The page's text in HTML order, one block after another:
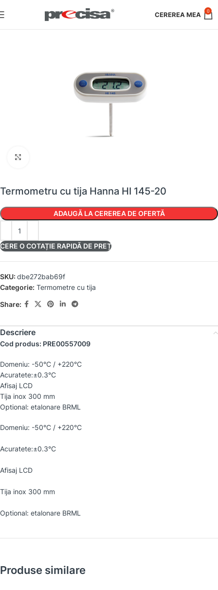
0
Termometru cu tija Hanna HI 145-20
ADAUGĂ LA CEREREA DE OFERTĂ
CERE O COTAȚIE RAPIDĂ DE PREȚ
SKU: dbe272bab69f
Categorie: Termometre cu tija
Share:
Descriere
Cod produs: PRE00557009
Domeniu: -50°C / +220°C
Acuratete:±0.3°C
Afisaj LCD
Tija inox 300 mm
Optional: etalonare BRML
Domeniu: -50°C / +220°C
Acuratete:±0.3°C
Afisaj LCD
Tija inox 300 mm
Optional: etalonare BRML
Produse similare